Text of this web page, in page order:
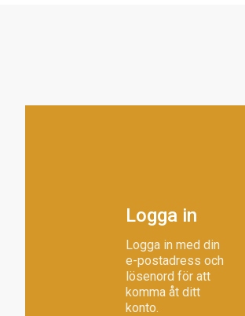
Logga in
Logga in med din
e-postadress och
lösenord för att
komma åt ditt
konto.